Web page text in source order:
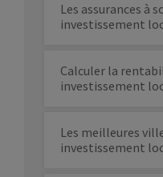
Les assurances à
investissement
Calculer la
investissement
Les meilleures
investissement